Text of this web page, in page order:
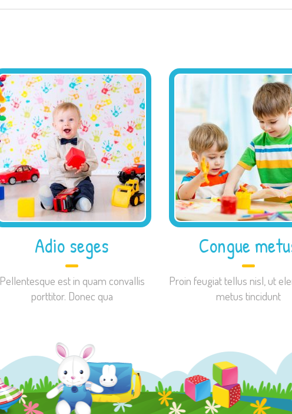
Adio seges
Pellentesque est in quam convallis
porttitor. Donec qua
Congue
Proin feugiat tellus nisl, ut
metus tincidunt